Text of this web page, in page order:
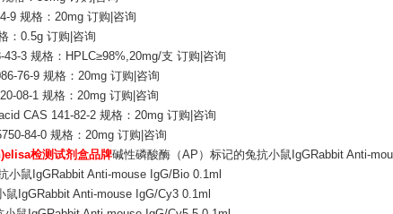
9 规格：20mg 订购|咨询
：0.5g 订购|咨询
43-3 规格：HPLC≥98%,20mg/支 订购|咨询
76-9 规格：20mg 订购|咨询
08-1 规格：20mg 订购|咨询
CAS 141-82-2 规格：20mg 订购|咨询
84-0 规格：20mg 订购|咨询
检测试剂盒品牌碱性磷酸酶（AP）标记的兔抗小鼠IgGRabbit Anti-
小鼠IgGRabbit Anti-mouse IgG/Bio 0.1ml
鼠IgGRabbit Anti-mouse IgG/Cy3 0.1ml